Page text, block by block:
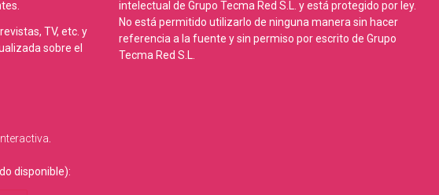
TV, etc. y
sobre el
.
disponible):
intelectual de Grupo Tecma Red S.L. y está protegido por ley.
No está permitido utilizarlo de ninguna manera sin hacer
referencia a la fuente y sin permiso por escrito de Grupo
Tecma Red S.L.